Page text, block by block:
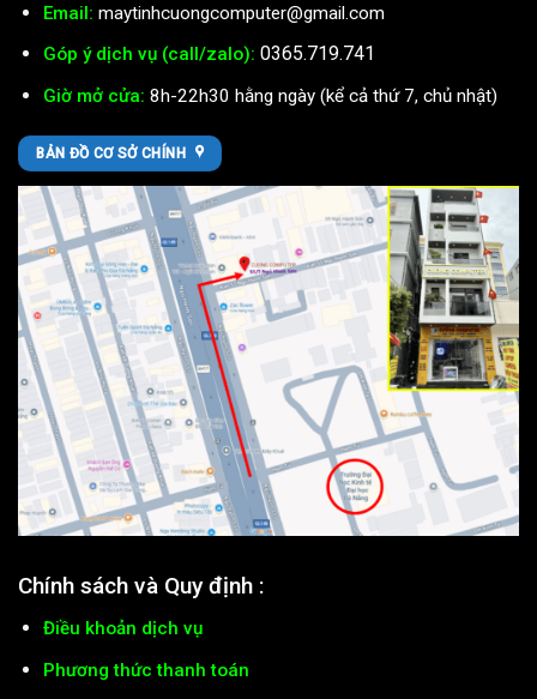
Email: maytinhcuongcomputer@gmail.com
Góp ý dịch vụ (call/zalo): 0365.719.741
Giờ mở cửa: 8h-22h30 hằng ngày (kể cả thứ 7, chủ nhật)
BẢN ĐỒ CƠ SỞ CHÍNH
Chính sách và Quy định :
Điều khoản dịch vụ
Phương thức thanh toán